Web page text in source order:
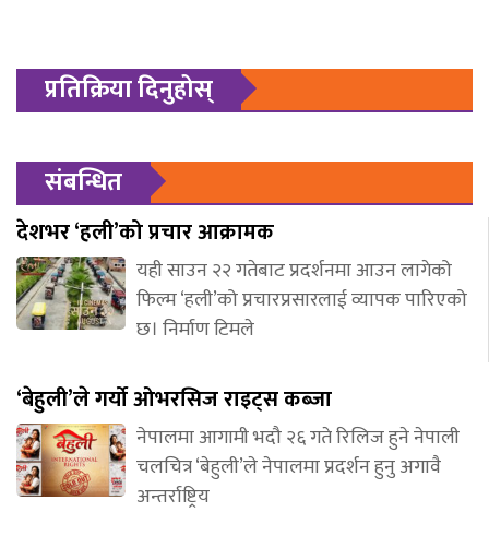
प्रतिक्रिया दिनुहोस्
संबन्धित
देशभर ‘हली’को प्रचार आक्रामक
यही साउन २२ गतेबाट प्रदर्शनमा आउन लागेको
फिल्म ‘हली’को प्रचारप्रसारलाई व्यापक पारिएको
छ। निर्माण टिमले
‘बेहुली’ले गर्यो ओभरसिज राइट्स कब्जा
नेपालमा आगामी भदौ २६ गते रिलिज हुने नेपाली
चलचित्र ‘बेहुली’ले नेपालमा प्रदर्शन हुनु अगावै
अन्तर्राष्ट्रिय